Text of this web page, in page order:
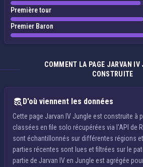
Première tour
Premier Baron
COMMENT LA PAGE JARVAN IV
CONSTRUITE
D'où viennent les données
Cette page Jarvan IV Jungle est construite à
classées en file solo récupérées via l'API de
sont échantillonnés sur différentes régions
parties récentes sont lues et filtrées sur le
partie de Jarvan IV en Jungle est agrégée